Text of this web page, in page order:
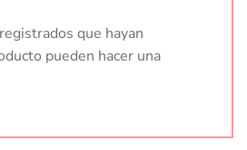
que hayan
pueden hacer una